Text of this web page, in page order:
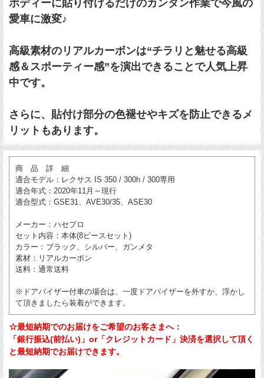
ボディーに貼り付けるだけのカンタン作業で今風の
愛車に激変♪
高級素材のリアルカーボンは“チラリと魅せる高級
感＆スポーティー感”を演出できることで人気上昇
中です。
さらに、貼付け部分の色褪せやキズを防止できるメ
リットもあります。
商 品 詳 細
適合モデル ：レクサス IS 350 / 300h / 300専用
適合年式 ：2020年11月～現行
適合型式 ：GSE31、AVE30/35、ASE30
メーカー ：ハセプロ
セット内容 ：本体(8ピースセット)
カラー ：ブラック、シルバー、ガンメタ
素材 ：リアルカーボン
送料 ：通常送料
※ドアバイザー付車の場合は、一度ドアバイザーを外すか、浮かし
て頂きましたら装着ができます。
☆最短納期でのお届けをご希望のお客さまへ：
「銀行振込(前払い)」or「クレジットカード」決済を選択して頂く
と最短納期でお届けできます。